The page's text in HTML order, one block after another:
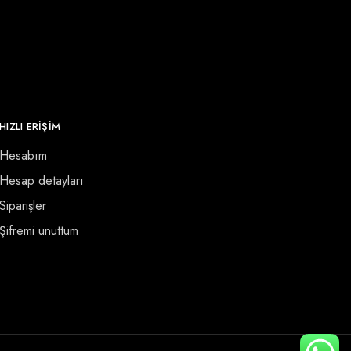
HIZLI ERİŞİM
Hesabım
Hesap detayları
Siparişler
Şifremi unuttum